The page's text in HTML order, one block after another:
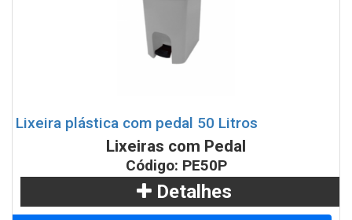
Lixeira plástica com pedal 50 Litros
Lixeiras com Pedal
Código: PE50P
Detalhes